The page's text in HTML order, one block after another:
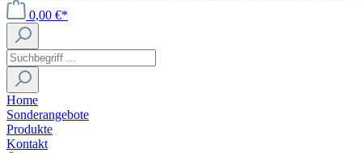
0,00 €*
Home
Sonderangebote
Produkte
Kontakt